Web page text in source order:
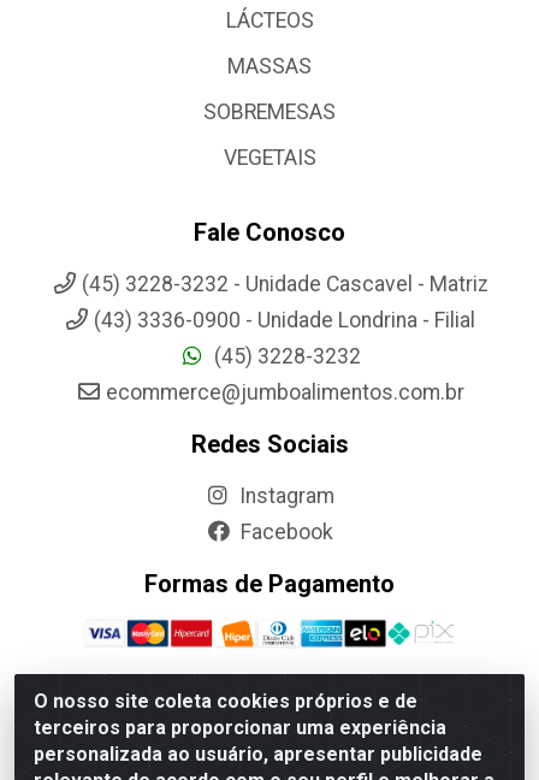
O nosso site coleta cookies próprios e de
terceiros para proporcionar uma experiência
personalizada ao usuário, apresentar publicidade
LÁCTEOS
MASSAS
SOBREMESAS
VEGETAIS
Fale Conosco
(45) 3228-3232 - Unidade Cascavel - Matriz
(43) 3336-0900 - Unidade Londrina - Filial
(45) 3228-3232
ecommerce@jumboalimentos.com.br
Redes Sociais
Instagram
Facebook
Formas de Pagamento
Jumbo Alimentos Cascavel - Matriz - Rua Itatiba Do Sul, 161 -
Santos Dumont, Cascavel-PR - CEP 85804-700- CNPJ